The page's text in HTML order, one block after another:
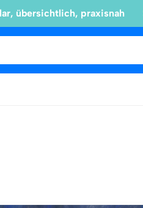
übersichtlich, praxisnah